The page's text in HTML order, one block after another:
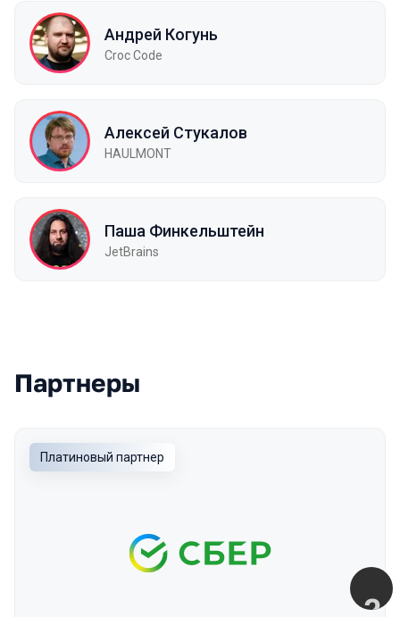
Андрей Когунь
Croc Code
Алексей Стукалов
HAULMONT
Паша Финкельштейн
JetBrains
Партнеры
Платиновый партнер